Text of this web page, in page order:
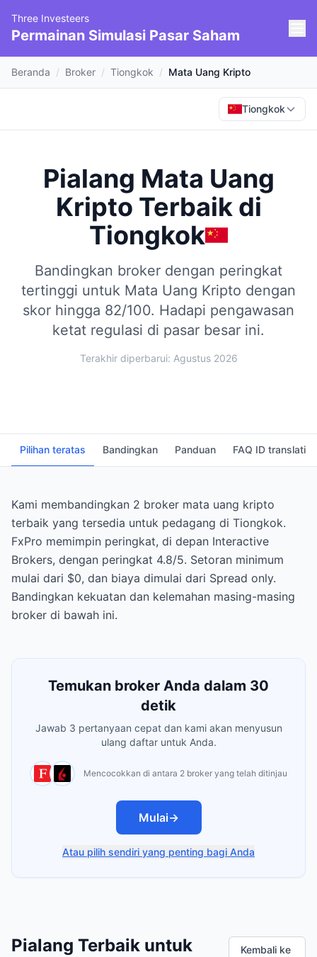
Three Investeers
Permainan Simulasi Pasar Saham
Beranda / Broker / Tiongkok / Mata Uang Kripto
Tiongkok
Pialang Mata Uang
Kripto Terbaikdi
Tiongkok
Bandingkan broker dengan peringkat
tertinggi untuk Mata Uang Kripto dengan
skor hingga 82/100. Hadapi pengawasan
ketat regulasi di pasar besar ini.
Terakhir diperbarui: Agustus 2026
Pilihan teratas Bandingkan Panduan FAQ ID
Kami membandingkan 2 broker mata uang kripto
terbaik yang tersedia untuk pedagang di Tiongkok.
FxPro memimpin peringkat, di depan Interactive
Brokers, dengan peringkat 4.8/5. Setoran minimum
mulai dari $0, dan biaya dimulai dari Spread only.
Bandingkan kekuatan dan kelemahan masing-masing
broker di bawah ini.
Temukan broker Anda dalam 30
detik
Jawab 3 pertanyaan cepat dan kami akan menyusun
ulang daftar untuk Anda.
Mencocokkan di antara 2 broker yang telah ditinjau
Mulai→
Atau pilih sendiri yang penting bagi Anda
Pialang Terbaik untuk
Kembali ke